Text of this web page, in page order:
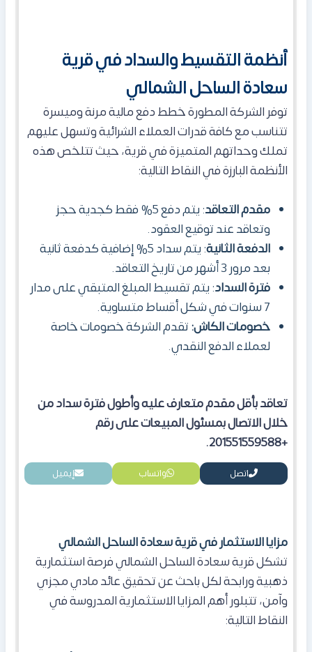
أنظمة التقسيط والسداد في قرية
سعادة الساحل الشمالي
توفر الشركة المطورة خطط دفع مالية مرنة وميسرة
تتناسب مع كافة قدرات العملاء الشرائية وتسهل عليهم
تملك وحداتهم المتميزة في قرية، حيث تتلخص هذه
الأنظمة البارزة في النقاط التالية:
مقدم التعاقد
: يتم دفع 5% فقط كجدية حجز
وتعاقد عند توقيع العقود.
الدفعة الثانية
: يتم سداد 5% إضافية كدفعة ثانية
بعد مرور 3 أشهر من تاريخ التعاقد.
فترة السداد: يتم تقسيط المبلغ المتبقي على مدار
7 سنوات في شكل أقساط متساوية.
خصومات الكاش:تقدم الشركة خصومات خاصة
لعملاء الدفع النقدي.
تعاقد بأقل مقدم متعارف عليه وأطول فترة سداد من
خلال الاتصال بمسئول المبيعات على رقم
+201551559588.
اتصل واتساب إيميل
مزايا الاستثمار في قرية سعادة الساحل الشمالي
تشكل قرية سعادة الساحل الشمالي فرصة استثمارية
ذهبية ورابحة لكل باحث عن تحقيق عائد مادي مجزي
وآمن، تتبلور أهم المزايا الاستثمارية المدروسة في
النقاط التالية: